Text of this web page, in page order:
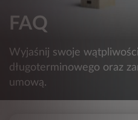
FAQ
Wyjaśnij swoje
długoterminowego oraz
umową.